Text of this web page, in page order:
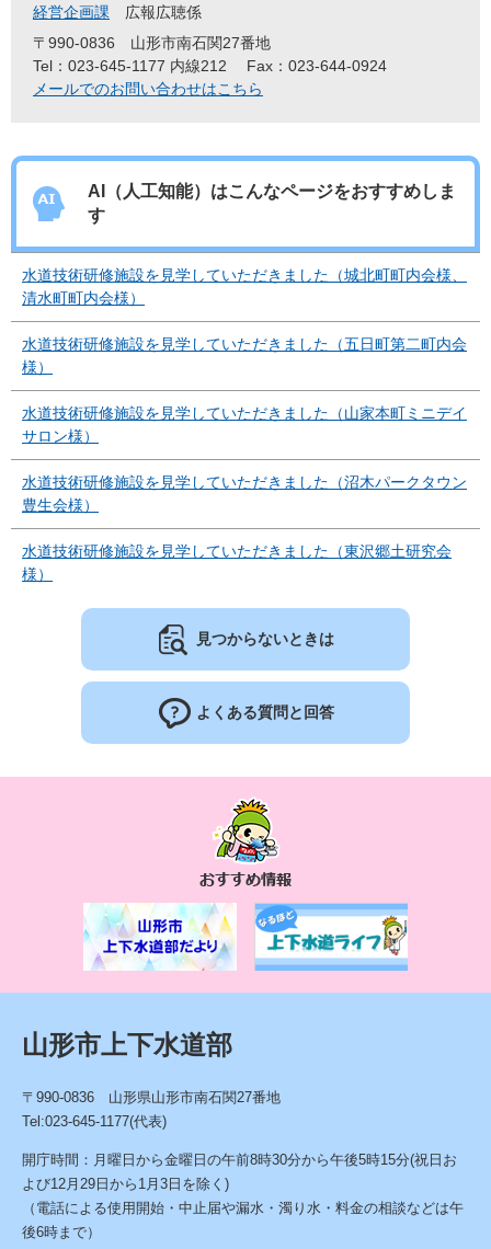
経営企画課
広報広聴係
〒990-0836
山形市南石関27番地
Tel：023-645-1177 内線212
Fax：023-644-0924
メールでのお問い合わせはこちら
AI（人工知能）はこんなページをおすすめしま
す
水道技術研修施設を見学していただきました（城北町町内会様、
清水町町内会様）
水道技術研修施設を見学していただきました（五日町第二町内会
様）
水道技術研修施設を見学していただきました（山家本町ミニデイ
サロン様）
水道技術研修施設を見学していただきました（沼木パークタウン
豊生会様）
水道技術研修施設を見学していただきました（東沢郷土研究会
様）
見つからないときは
よくある質問と回答
す
め
情
報
山形市上下水道部
〒990-0836 山形県山形市南石関27番地
Tel:023-645-1177(代表)
開庁時間：月曜日から金曜日の午前8時30分から午後5時15分(祝日お
よび12月29日から1月3日を除く)
（電話による使用開始・中止届や漏水・濁り水・料金の相談などは午
後6時まで）